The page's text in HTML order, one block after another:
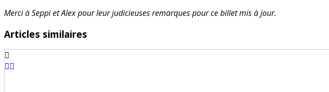
Merci à Seppi et Alex pour leur judicieuses remarques pour ce billet mis à jour.
Articles similaires